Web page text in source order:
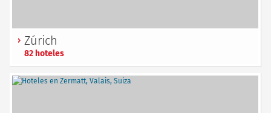
Zúrich
82 hoteles